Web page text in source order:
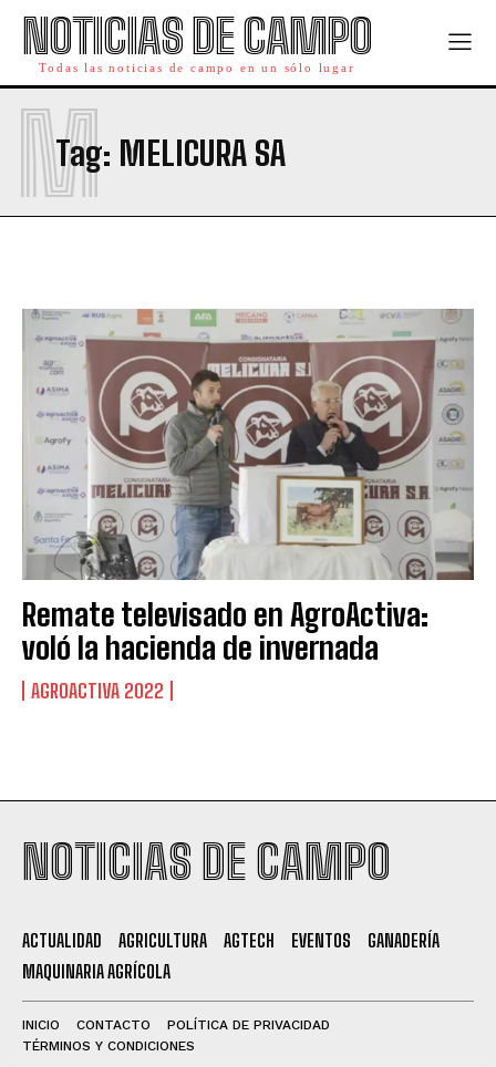
Suscribite al Newsletter
Leí y acepto laPolítica de Privacidad
NOTICIAS DE CAMPO
Todas las noticias de campo en un sólo lugar
Tag: MELICURA SA
M
Remate televisado en AgroActiva:
voló la hacienda de invernada
AGROACTIVA 2022
NOTICIAS DE CAMPO
ACTUALIDAD AGRICULTURA AGTECH EVENTOS
GANADERÍA
MAQUINARIA AGRÍCOLA
INICIO CONTACTO
POLÍTICA DE PRIVACIDAD
TÉRMINOS Y CONDICIONES